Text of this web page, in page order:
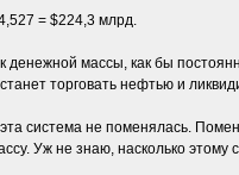
= $224,3 млрд.
денежной массы, как бы
торговать нефтью и
система не поменялась.
Уж не знаю, насколько этому